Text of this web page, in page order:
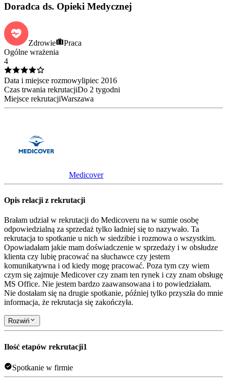
Doradca ds. Opieki Medycznej
Zdrowie
Praca
Ogólne wrażenia
4
Data i miejsce rozmowylipiec 2016
Czas trwania rekrutacjiDo 2 tygodni
Miejsce rekrutacjiWarszawa
Medicover
Opis relacji z rekrutacji
Brałam udział w rekrutacji do Medicoveru na w sumie osobę
odpowiedzialną za sprzedaż tylko ładniej się to nazywało. Ta
rekrutacja to spotkanie u nich w siedzibie i rozmowa o wszystkim.
Opowiadałam jakie mam doświadczenie w sprzedaży i w obsłudze
klienta czy lubię pracować na słuchawce czy jestem
komunikatywna i od kiedy mogę pracować. Poza tym czy wiem
czym się zajmuje Medicover czy znam ten rynek i czy znam obsługę
MS Office. Nie jestem bardzo zaawansowana i to powiedziałam.
Nie dostałam się na drugie spotkanie, później tylko przyszła do mnie
informacja, że rekrutacja się zakończyła.
Rozwiń
Ilość etapów rekrutacji1
Spotkanie w firmie